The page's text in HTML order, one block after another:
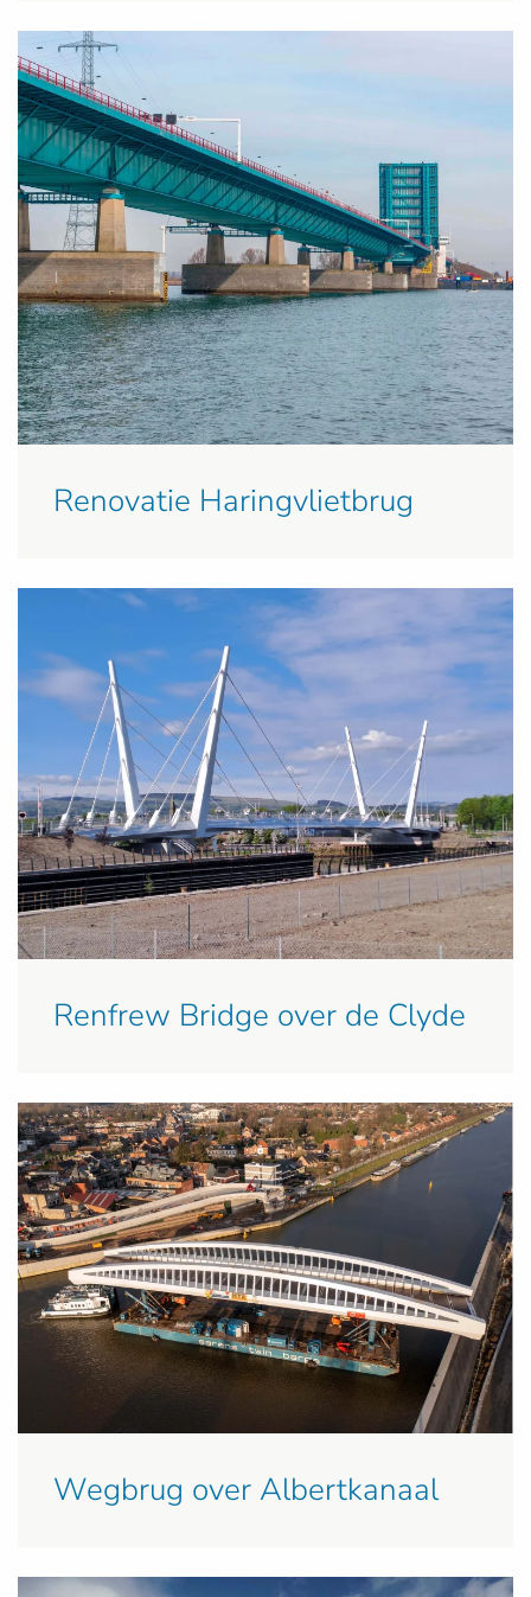
Renovatie Haringvlietbrug
Renfrew Bridge over de Clyde
Wegbrug over Albertkanaal